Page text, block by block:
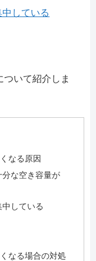
している
いて紹介しま
なる原因
な空き容量が
している
なる場合の対処